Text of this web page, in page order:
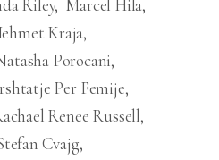
Riley Marcel Hila
Kraja
Porocani
Per Femije
Renee Russell
Cvajg